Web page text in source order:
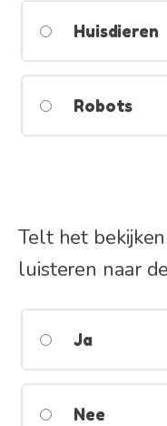
Huisdieren
Robots
Telt het
luisteren naar
Ja
Nee